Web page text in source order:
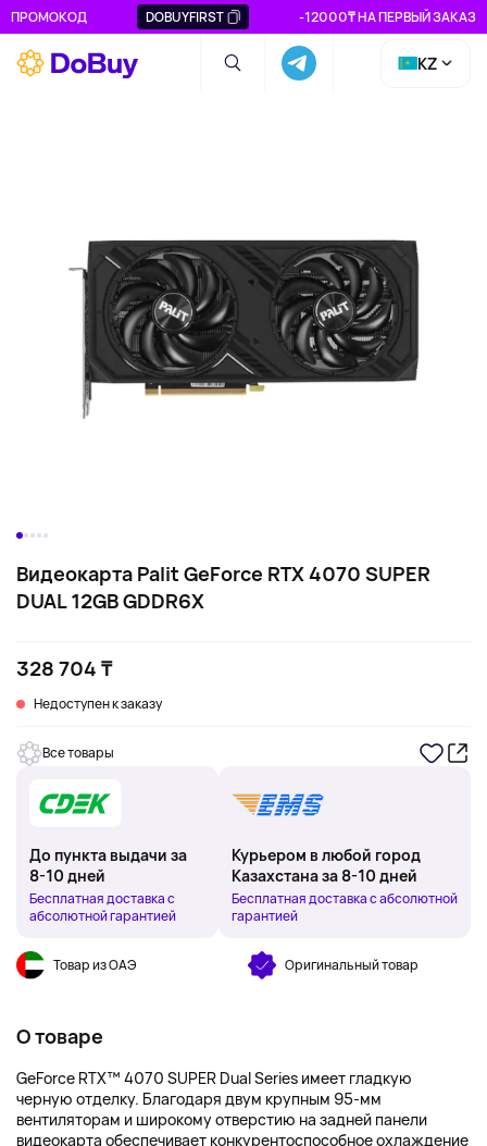
ПРОМОКОД DOBUYFIRST -12000₸ НА ПЕРВЫЙ ЗАКАЗ
KZ
Видеокарта Palit GeForce RTX 4070 SUPER
DUAL 12GB GDDR6X
328 704 ₸
Недоступен к заказу
Все товары
До пункта выдачи за
8-10 дней
Бесплатная доставка с
абсолютной гарантией
Курьером в любой город
Казахстана за 8-10 дней
Бесплатная доставка с абсолютной
гарантией
Товар из ОАЭ Оригинальный товар
О товаре
GeForce RTX™ 4070 SUPER Dual Series имеет гладкую
черную отделку. Благодаря двум крупным 95-мм
вентиляторам и широкому отверстию на задней панели
видеокарта обеспечивает конкурентоспособное охлаждение